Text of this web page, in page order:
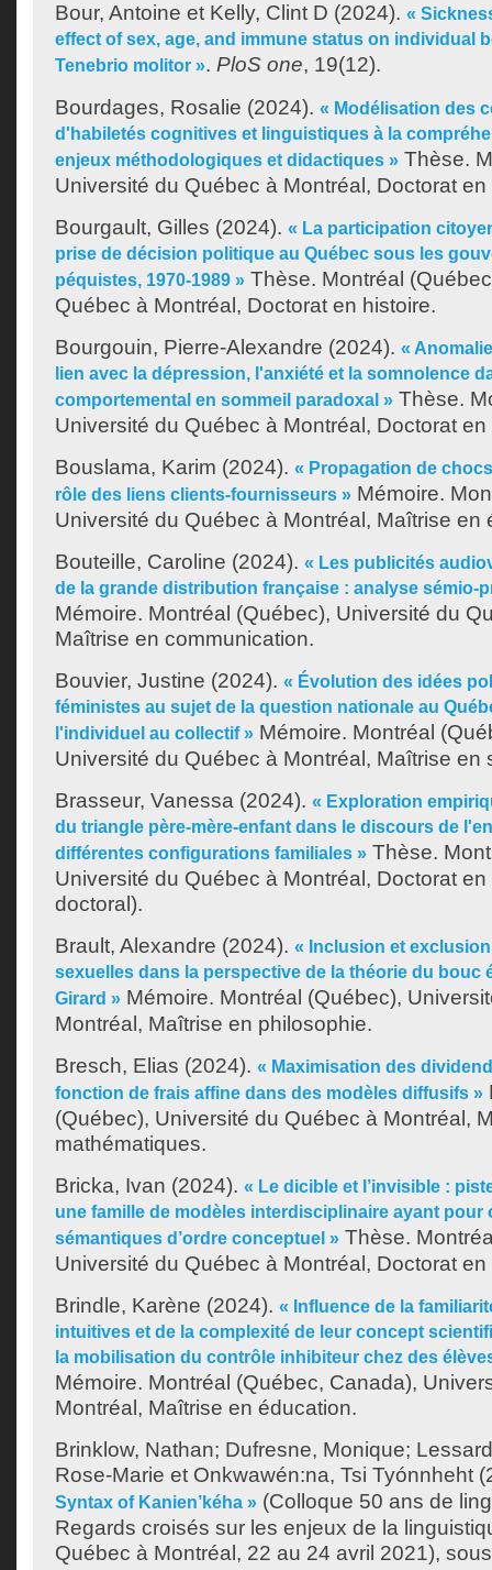
Bour, Antoine et Kelly, Clint D (2024). «
effect of sex, age, and immune status on individual
Tenebrio molitor ». PloS one, 19(12).
Bourdages, Rosalie (2024). « Modélisation des
d'habiletés cognitives et linguistiques à la
enjeux méthodologiques et didactiques » Thèse.
Université du Québec à Montréal, Doctorat
Bourgault, Gilles (2024). « La participation
prise de décision politique au Québec sous les
péquistes, 1970-1989 » Thèse. Montréal
Québec à Montréal, Doctorat en histoire.
Bourgouin, Pierre-Alexandre (2024). «
lien avec la dépression, l'anxiété et la somnolence
comportemental en sommeil paradoxal » Thèse.
Université du Québec à Montréal, Doctorat
Bouslama, Karim (2024). « Propagation de
rôle des liens clients-fournisseurs » Mémoire.
Université du Québec à Montréal, Maîtrise en
Bouteille, Caroline (2024). « Les publicités
de la grande distribution française : analyse sémio-
Mémoire. Montréal (Québec), Université du
Maîtrise en communication.
Bouvier, Justine (2024). « Évolution des idées
féministes au sujet de la question nationale au
l'individuel au collectif » Mémoire. Montréal
Université du Québec à Montréal, Maîtrise en
Brasseur, Vanessa (2024). « Exploration
du triangle père-mère-enfant dans le discours de
différentes configurations familiales » Thèse.
Université du Québec à Montréal, Doctorat
doctoral).
Brault, Alexandre (2024). « Inclusion et
sexuelles dans la perspective de la théorie du bouc
Girard » Mémoire. Montréal (Québec),
Montréal, Maîtrise en philosophie.
Bresch, Elias (2024). « Maximisation des
fonction de frais affine dans des modèles diffusifs »
(Québec), Université du Québec à Montréal,
mathématiques.
Bricka, Ivan (2024). « Le dicible et l’invisible :
une famille de modèles interdisciplinaire ayant pour
sémantiques d’ordre conceptuel » Thèse.
Université du Québec à Montréal, Doctorat
Brindle, Karène (2024). « Influence de la
intuitives et de la complexité de leur concept
la mobilisation du contrôle inhibiteur chez des
Mémoire. Montréal (Québec, Canada),
Montréal, Maîtrise en éducation.
Brinklow, Nathan; Dufresne, Monique;
Rose-Marie et Onkwawén:na, Tsi Tyónnheht
Syntax of Kanien’kéha » (Colloque 50 ans de
Regards croisés sur les enjeux de la
Québec à Montréal, 22 au 24 avril 2021),